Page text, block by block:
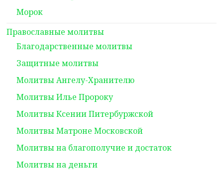
Морок
Православные молитвы
Благодарственные молитвы
Защитные молитвы
Молитвы Ангелу-Хранителю
Молитвы Илье Пророку
Молитвы Ксении Питербуржской
Молитвы Матроне Московской
Молитвы на благополучие и достаток
Молитвы на деньги